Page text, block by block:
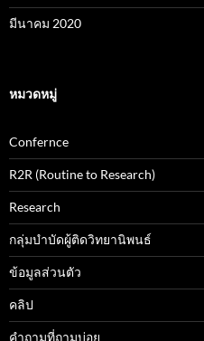
มีนาคม 2020
หมวดหมู่
Confernce
R2R (Routine to Research)
Research
กลุ่มบำบัดผู้ติดวิทยานิพนธ์
ข้อมูลส่วนตัว
คลิป
คำถามที่ถามบ่อย